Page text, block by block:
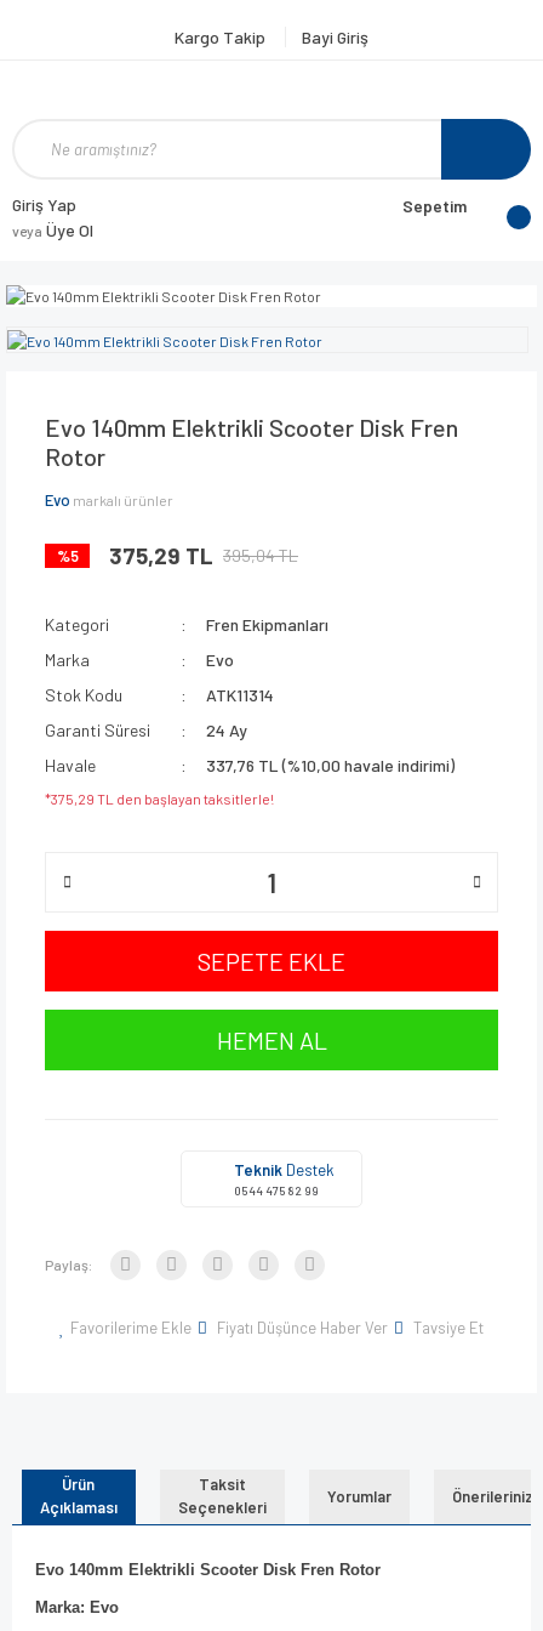
Kargo Takip Bayi Giriş
Giriş Yap
veya Üye Ol
Sepetim
Evo 140mm Elektrikli Scooter Disk Fren
Rotor
Evo markalı ürünler
%5 375,29 TL 395,04 TL
Kategori
Fren Ekipmanları
Marka
Evo
Stok Kodu
ATK11314
Garanti Süresi
24 Ay
Havale
337,76 TL (%10,00 havale indirimi)
*375,29 TL den başlayan taksitlerle!
SEPETE EKLE
HEMEN AL
Teknik Destek
0544 475 82 99
Paylaş:
Favorilerime Ekle Fiyatı Düşünce Haber Ver Tavsiye Et
Ürün
Açıklaması
Taksit
Seçenekleri
Yorumlar Önerileriniz
Evo 140mm Elektrikli Scooter Disk Fren Rotor
Marka: Evo